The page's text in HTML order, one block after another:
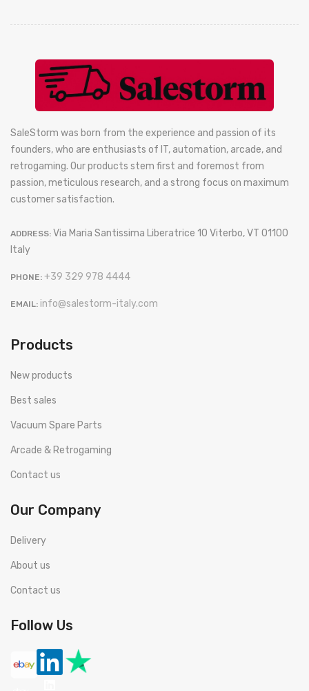
SaleStorm was born from the experience and passion of its
founders, who are enthusiasts of IT, automation, arcade, and
retrogaming. Our products stem first and foremost from
passion, meticulous research, and a strong focus on maximum
customer satisfaction.
ADDRESS: Via Maria Santissima Liberatrice 10 Viterbo, VT 01100
Italy
PHONE: +39 329 978 4444
EMAIL: info@salestorm-italy.com
Products
New products
Best sales
Vacuum Spare Parts
Arcade & Retrogaming
Contact us
Our Company
Delivery
About us
Contact us
Follow Us